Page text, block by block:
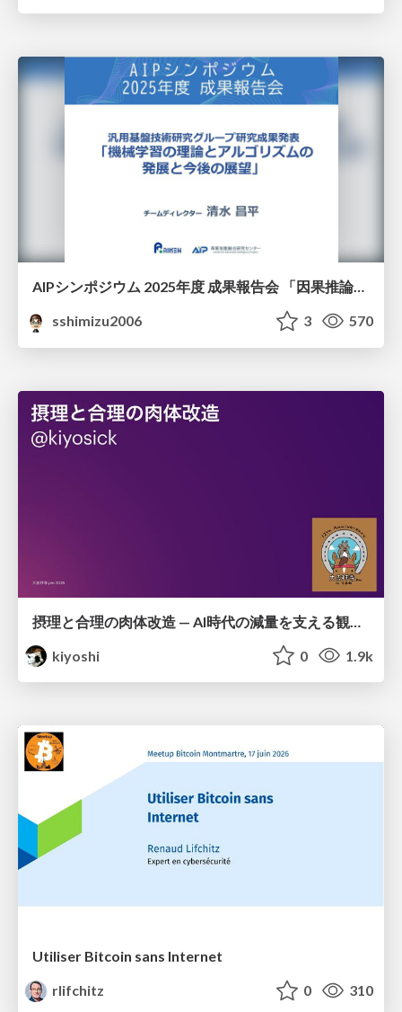
AIPシンポジウム 2025年度 成果報告会 「因果推論チーム」
sshimizu2006
3 570
kiyoshi
0 1.9k
Utiliser Bitcoin sans Internet
rlifchitz
0 310